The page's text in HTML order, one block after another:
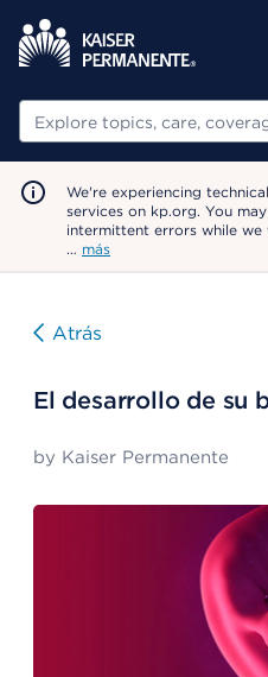
Buscar
We're experiencing
services on kp.org. You
intermittent errors while
… más
Atrás
El desarrollo de su
by Kaiser Permanente